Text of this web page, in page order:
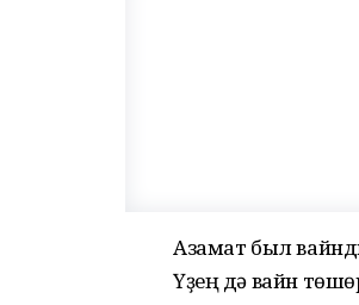
Азамат был
Үҙең дә вайн